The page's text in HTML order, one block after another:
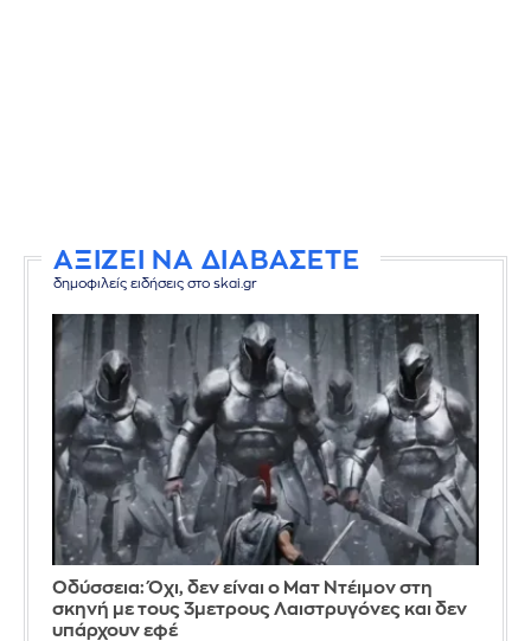
ΑΞΙΖΕΙ ΝΑ ΔΙΑΒΑΣΕΤΕ
δημοφιλείς ειδήσεις στο skai.gr
Οδύσσεια: Όχι, δεν είναι ο Ματ Ντέιμον στη
σκηνή με τους 3μετρους Λαιστρυγόνες και δεν
υπάρχουν εφέ